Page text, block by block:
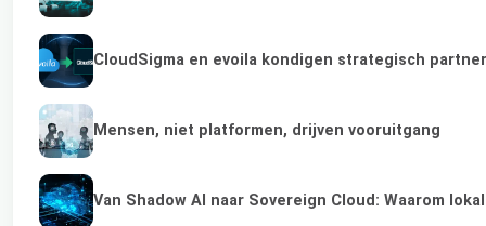
CloudSigma en evoila kondigen strategisch
Mensen, niet platformen, drijven vooruitgang
Van Shadow AI naar Sovereign Cloud: Waarom